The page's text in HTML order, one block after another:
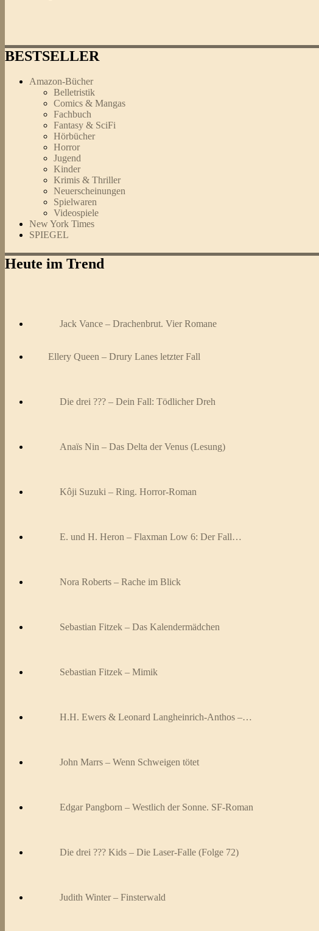
BESTSELLER
Amazon-Bücher
Belletristik
Comics & Mangas
Fachbuch
Fantasy & SciFi
Hörbücher
Horror
Jugend
Kinder
Krimis & Thriller
Neuerscheinungen
Spielwaren
Videospiele
New York Times
SPIEGEL
Heute im Trend
Jack Vance – Drachenbrut. Vier Romane
Ellery Queen – Drury Lanes letzter Fall
Die drei ??? – Dein Fall: Tödlicher Dreh
Anaïs Nin – Das Delta der Venus (Lesung)
Kôji Suzuki – Ring. Horror-Roman
E. und H. Heron – Flaxman Low 6: Der Fall…
Nora Roberts – Rache im Blick
Sebastian Fitzek – Das Kalendermädchen
Sebastian Fitzek – Mimik
H.H. Ewers & Leonard Langheinrich-Anthos –…
John Marrs – Wenn Schweigen tötet
Edgar Pangborn – Westlich der Sonne. SF-Roman
Die drei ??? Kids – Die Laser-Falle (Folge 72)
Judith Winter – Finsterwald